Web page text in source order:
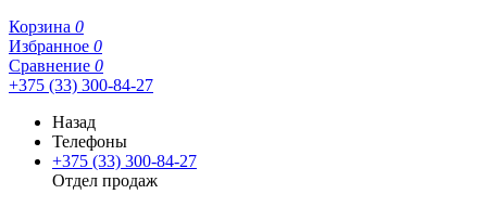
Корзина 0
Избранное 0
Сравнение 0
+375 (33) 300-84-27
Назад
Телефоны
+375 (33) 300-84-27
Отдел продаж